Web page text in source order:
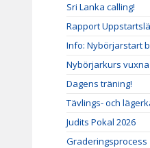
Sri Lanka calling!
Rapport
Info: Nybörjarstart
Nybörjarkurs
Dagens träning!
Tävlings- och
Judits Pokal 2026
Graderingsprocess